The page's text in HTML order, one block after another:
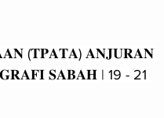
(𝐓𝐏𝐀𝐓𝐀) 𝐀𝐍𝐉𝐔𝐑𝐀𝐍
𝐒𝐀𝐁𝐀𝐇 | 19 - 21